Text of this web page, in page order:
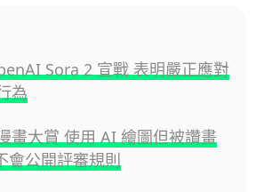
Sora 2 宣戰 表明嚴正應對
為
畫大賞 使用 AI 繪圖但被讚畫
會公開評審規則